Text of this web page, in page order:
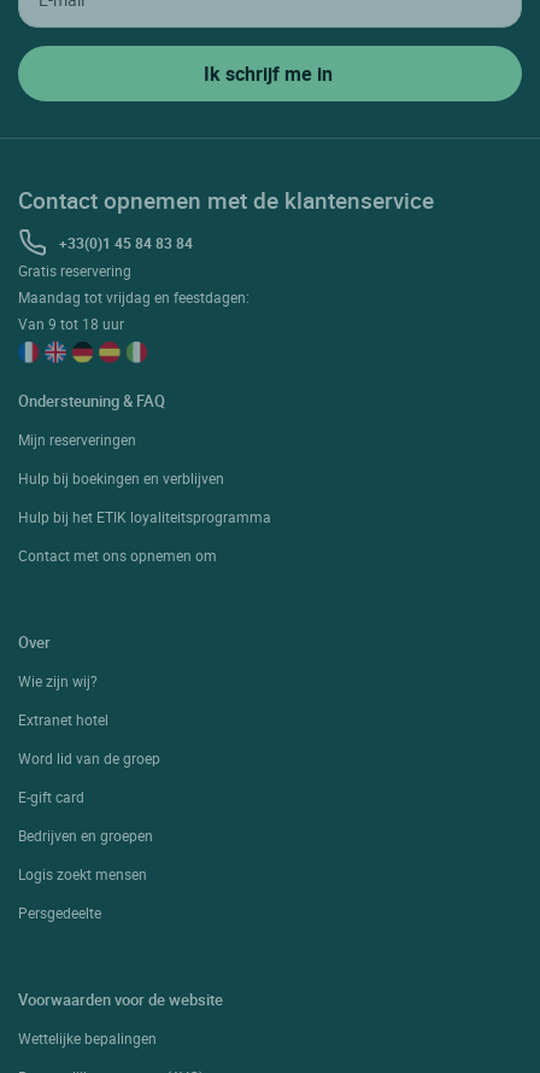
Contact opnemen met de klantenservice
+33(0)1 45 84 83 84
Gratis reservering
Maandag tot vrijdag en feestdagen:
Van 9 tot 18 uur
Ondersteuning & FAQ
Mijn reserveringen
Hulp bij boekingen en verblijven
Hulp bij het ETIK loyaliteitsprogramma
Contact met ons opnemen om
Over
Wie zijn wij?
Extranet hotel
Word lid van de groep
E-gift card
Bedrijven en groepen
Logis zoekt mensen
Persgedeelte
Voorwaarden voor de website
Wettelijke bepalingen